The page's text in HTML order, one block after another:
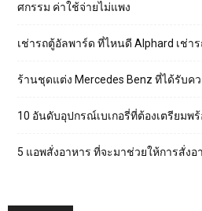
ศกรรม ค่าใช้จ่ายไม่แพง
เช่ารถตู้อัลพาร์ด ที่ไหนดี Alphard เช่
ร้านชุดแต่ง Mercedes Benz ที่ได้รับค
10 อันดับอุปกรณ์เบเกอรี่ที่ต้องเตรียมพ
5 แอพสั่งอาหาร ที่จะมาช่วยให้การสั่ง